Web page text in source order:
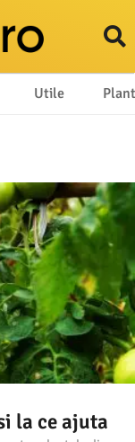
Utile
la ce ajuta